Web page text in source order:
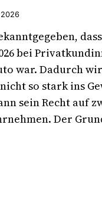
bei
war. Dadurch
so stark ins
sein Recht auf
Der